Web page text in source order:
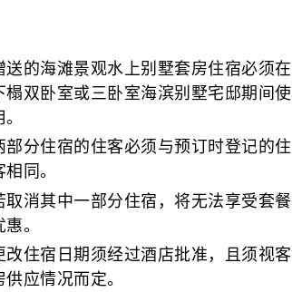
送的海滩景观水上别墅套房住宿必须在
榻双卧室或三卧室海滨别墅宅邸期间使
部分住宿的住客必须与预订时登记的住
相同。
取消其中一部分住宿，将无法享受套餐
。
改住宿日期须经过酒店批准，且须视客
供应情况而定。